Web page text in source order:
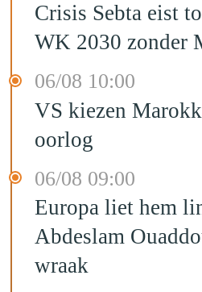
Crisis Sebta eist
WK 2030 zonder
06/08 10:00
VS kiezen
oorlog
06/08 09:00
Europa liet hem
Abdeslam
wraak